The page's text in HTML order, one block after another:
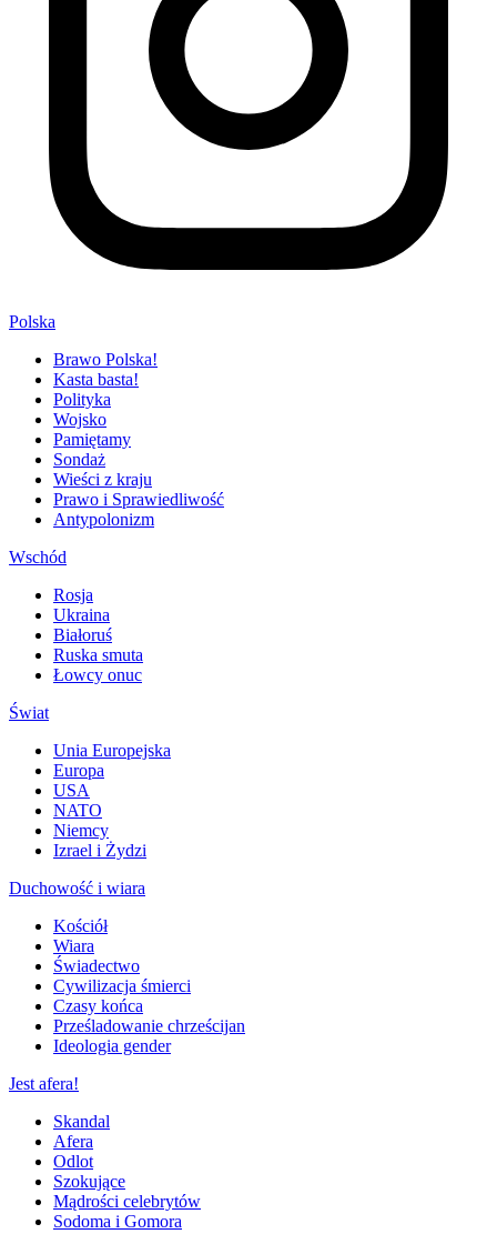
Polska
Brawo Polska!
Kasta basta!
Polityka
Wojsko
Pamiętamy
Sondaż
Wieści z kraju
Prawo i Sprawiedliwość
Antypolonizm
Wschód
Rosja
Ukraina
Białoruś
Ruska smuta
Łowcy onuc
Świat
Unia Europejska
Europa
USA
NATO
Niemcy
Izrael i Żydzi
Duchowość i wiara
Kościół
Wiara
Świadectwo
Cywilizacja śmierci
Czasy końca
Prześladowanie chrześcijan
Ideologia gender
Jest afera!
Skandal
Afera
Odlot
Szokujące
Mądrości celebrytów
Sodoma i Gomora